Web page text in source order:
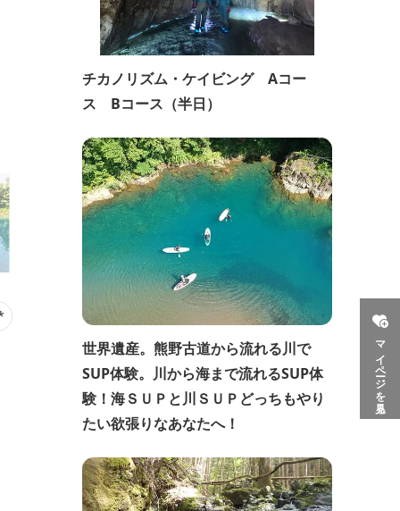
マイページを見る
チカノリズム・ケイビング Aコー
ス Bコース（半日）
世界遺産。熊野古道から流れる川で
SUP体験。川から海まで流れるSUP体
験！海ＳＵＰと川ＳＵＰどっちもやり
たい欲張りなあなたへ！